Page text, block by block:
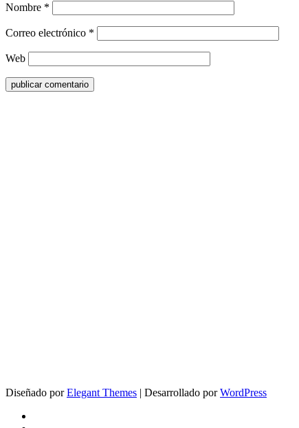
Nombre *
Correo electrónico *
Web
Diseñado porElegant Themes | Desarrollado porWordPress